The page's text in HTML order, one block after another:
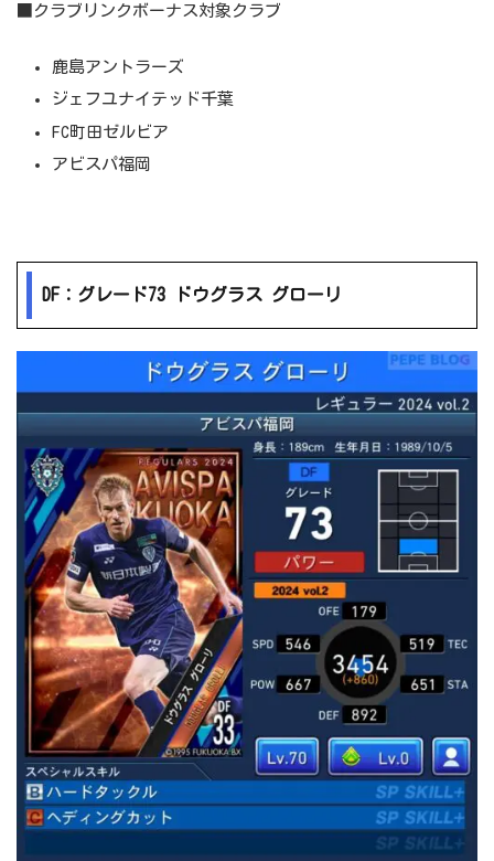
■クラブリンクボーナス対象クラブ
鹿島アントラーズ
ジェフユナイテッド千葉
FC町田ゼルビア
アビスパ福岡
DF：グレード73 ドウグラス グローリ